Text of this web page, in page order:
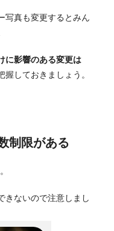
写真も変更するとみん
に影響のある変更は
握しておきましょう。
制限がある
きないので注意しまし